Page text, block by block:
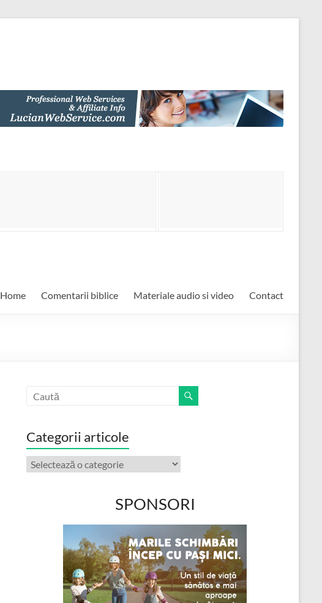
Home Comentarii biblice Materiale audio si video Contact
Categorii articole
Categorii
articole
SPONSORI